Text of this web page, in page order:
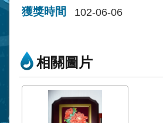
獲獎時間 102-06-06
相關圖片